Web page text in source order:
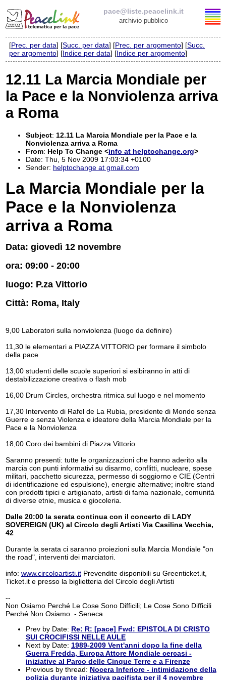
pace@liste.peacelink.it
archivio pubblico
Elenco delle liste
Iscrizione / Cancellazione
Policy delle liste di PeaceLink
Informativa sulla privacy
Richieste di rimozione
[Prec. per data] [Succ. per data] [Prec. per argomento] [Succ.
per argomento] [Indice per data] [Indice per argomento]
12.11 La Marcia Mondiale per
la Pace e la Nonviolenza arriva
a Roma
Subject: 12.11 La Marcia Mondiale per la Pace e la
Nonviolenza arriva a Roma
From: Help To Change <info at helptochange.org>
Date: Thu, 5 Nov 2009 17:03:34 +0100
Sender: helptochange at gmail.com
La Marcia Mondiale per la
Pace e la Nonviolenza
arriva a Roma
Data: giovedì 12 novembre
ora: 09:00 - 20:00
luogo: P.za Vittorio
Città: Roma, Italy
9,00 Laboratori sulla nonviolenza (luogo da definire)
11,30 le elementari a PIAZZA VITTORIO per formare il simbolo
della pace
13,00 studenti delle scuole superiori si esibiranno in atti di
destabilizzazione creativa o flash mob
16,00 Drum Circles, orchestra ritmica sul luogo e nel momento
17,30 Intervento di Rafel de La Rubia, presidente di Mondo senza
Guerre e senza Violenza e ideatore della Marcia Mondiale per la
Pace e la Nonviolenza
18,00 Coro dei bambini di Piazza Vittorio
Saranno presenti: tutte le organizzazioni che hanno aderito alla
marcia con punti informativi su disarmo, conflitti, nucleare, spese
militari, pacchetto sicurezza, permesso di soggiorno e CIE (Centri
di identificazione ed espulsione), energie alternative; inoltre stand
con prodotti tipici e artigianato, artisti di fama nazionale, comunità
di diverse etnie, musica e giocoleria.
Dalle 20:00 la serata continua con il concerto di LADY
SOVEREIGN (UK) al Circolo degli Artisti Via Casilina Vecchia,
42
Durante la serata ci saranno proiezioni sulla Marcia Mondiale "on
the road", interventi dei marciatori.
info: www.circoloartisti.itPrevendite disponibili su Greenticket.it,
Ticket.it e presso la biglietteria del Circolo degli Artisti
--
Non Osiamo Perché Le Cose Sono Difficili; Le Cose Sono Difficili
Perché Non Osiamo. - Seneca
Prev by Date: Re: R: [pace] Fwd: EPISTOLA DI CRISTO
SUI CROCIFISSI NELLE AULE
Next by Date: 1989-2009 Vent'anni dopo la fine della
Guerra Fredda, Europa Attore Mondiale cercasi -
iniziative al Parco delle Cinque Terre e a Firenze
Previous by thread: Nocera Inferiore - intimidazione della
polizia durante iniziativa pacifista per il 4 novembre